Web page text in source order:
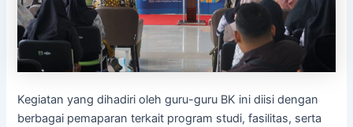
Kegiatan yang dihadiri oleh guru-guru BK ini diisi dengan
berbagai pemaparan terkait program studi, fasilitas, serta